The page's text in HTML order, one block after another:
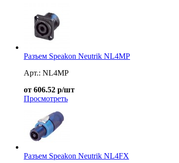
Разъем Speakon Neutrik NL4MP
Арт.: NL4MP
от 606.52 р/шт
Просмотреть
Разъем Speakon Neutrik NL4FX